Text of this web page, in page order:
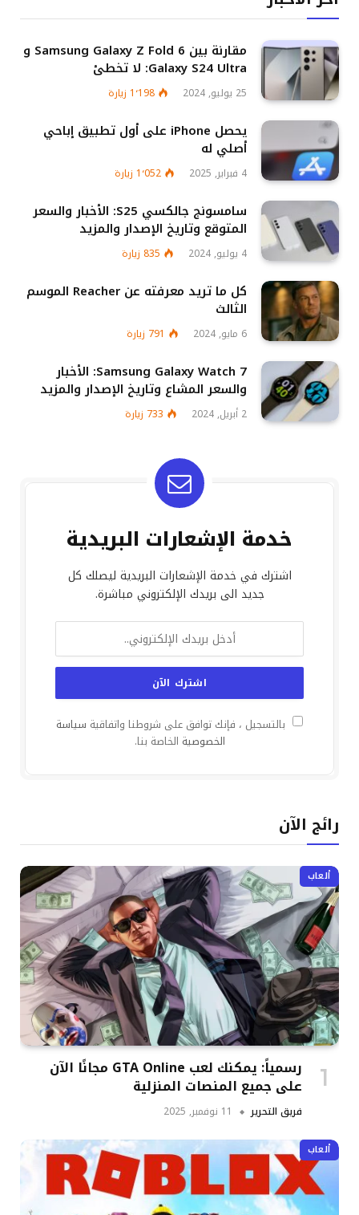
مقارنة بين Samsung Galaxy Z Fold 6 و
Galaxy S24 Ultra: لا تخطئ
25 يوليو, 2024 1٬198 زيارة
يحصل iPhone على أول تطبيق إباحي
أصلي له
4 فبراير, 2025 1٬052 زيارة
سامسونج جالكسي S25: الأخبار والسعر
المتوقع وتاريخ الإصدار والمزيد
4 يوليو, 2024 835 زيارة
كل ما تريد معرفته عن Reacher الموسم
الثالث
6 مايو, 2024 791 زيارة
Samsung Galaxy Watch 7: الأخبار
والسعر المشاع وتاريخ الإصدار والمزيد
2 أبريل, 2024 733 زيارة
خدمة الإشعارات البريدية
اشترك في خدمة الإشعارات البريدية ليصلك كل
جديد الى بريدك الإلكتروني مباشرة.
بالتسجيل ، فإنك توافق على شروطنا واتفاقية سياسة
الخصوصية الخاصة بنا.
رائج الآن
ألعاب
رسمياً: يمكنك لعب GTA Online مجانًا الآن
على جميع المنصات المنزلية
فريق التحرير 11 نوفمبر, 2025
ألعاب